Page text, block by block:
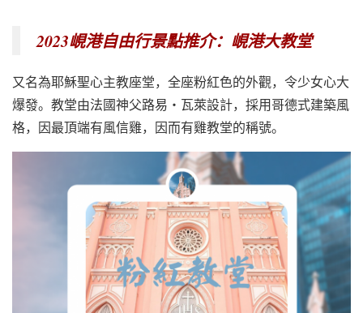
2023峴港自由行景點推介：峴港大教堂
又名為耶穌聖心主教座堂，全座粉紅色的外觀，令少女心大
爆發。教堂由法國神父路易‧瓦萊設計，採用哥德式建築風
格，因最頂端有風信雞，因而有雞教堂的稱號。